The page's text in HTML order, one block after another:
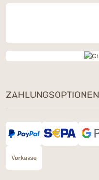
ZAHLUNGSOPTIONEN